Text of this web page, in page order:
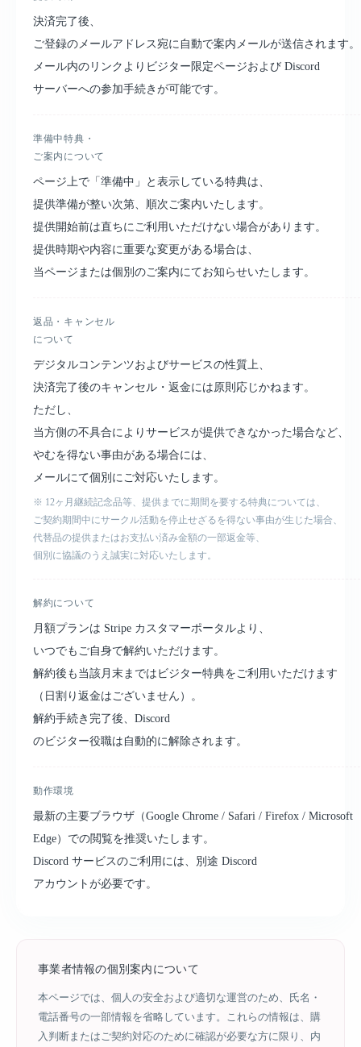
決済完了後、
ご登録のメールアドレス宛に自動で案内メールが送信されます。
メール内のリンクよりビジター限定ページおよび Discord
サーバーへの参加手続きが可能です。
準備中特典・
ご案内について
ページ上で「準備中」と表示している特典は、
提供準備が整い次第、順次ご案内いたします。
提供開始前は直ちにご利用いただけない場合があります。
提供時期や内容に重要な変更がある場合は、
当ページまたは個別のご案内にてお知らせいたします。
返品・キャンセル
について
デジタルコンテンツおよびサービスの性質上、
決済完了後のキャンセル・返金には原則応じかねます。
ただし、
当方側の不具合によりサービスが提供できなかった場合など、
やむを得ない事由がある場合には、
メールにて個別にご対応いたします。
※ 12ヶ月継続記念品等、提供までに期間を要する特典については、
ご契約期間中にサークル活動を停止せざるを得ない事由が生じた場合、
代替品の提供またはお支払い済み金額の一部返金等、
個別に協議のうえ誠実に対応いたします。
解約について
月額プランは Stripe カスタマーポータルより、
いつでもご自身で解約いただけます。
解約後も当該月末まではビジター特典をご利用いただけます
（日割り返金はございません）。
解約手続き完了後、Discord
のビジター役職は自動的に解除されます。
動作環境
最新の主要ブラウザ（Google Chrome / Safari / Firefox / Microsoft
Edge）での閲覧を推奨いたします。
Discord サービスのご利用には、別途 Discord
アカウントが必要です。
事業者情報の個別案内について
本ページでは、個人の安全および適切な運営のため、氏名・
電話番号の一部情報を省略しています。これらの情報は、購
入判断またはご契約対応のために確認が必要な方に限り、内